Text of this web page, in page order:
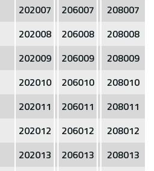
202007 206007
208007
202008 206008
208008
202009 206009
208009
202010 206010
208010
202011 206011
208011
202012 206012
208012
202013 206013
208013